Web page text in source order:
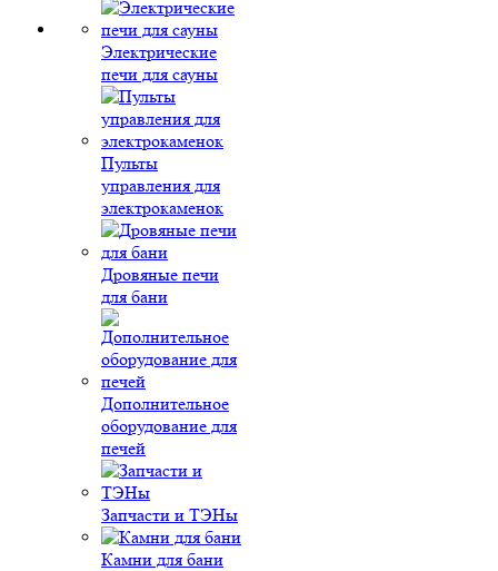
Электрические
печи для сауны
Пульты
управления для
электрокаменок
Дровяные печи
для бани
Дополнительное
оборудование для
печей
Запчасти и ТЭНы
Камни для бани